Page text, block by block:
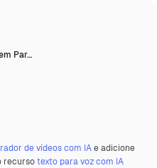
Par…
de vídeos com IAe adicione
recursotexto para voz com IA